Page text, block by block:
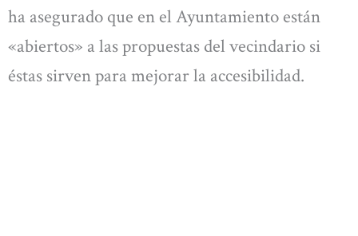
ha asegurado que en el Ayuntamiento están
«abiertos» a las propuestas del vecindario si
éstas sirven para mejorar la accesibilidad.